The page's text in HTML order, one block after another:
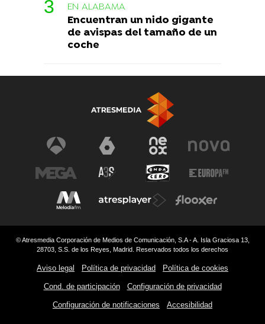
EN ALABAMA
Encuentran un nido gigante
de avispas del tamaño de un
coche
© Atresmedia Corporación de Medios de Comunicación, S.A - A. Isla Graciosa 13,
28703, S.S. de los Reyes, Madrid. Reservados todos los derechos
Aviso legal Política de privacidad Política de cookies
Cond. de participación Configuración de privacidad
Configuración de notificaciones Accesibilidad